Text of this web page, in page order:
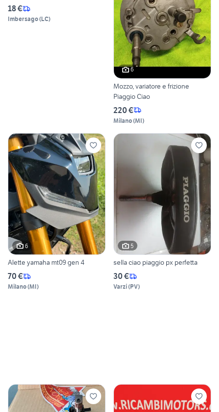
18 €
Imbersago(LC)
6
Mozzo, variatore e frizione
Piaggio Ciao
220 €
Milano(MI)
6
Alette yamaha mt09 gen 4
70 €
Milano(MI)
5
sella ciao piaggio px perfetta
30 €
Varzi(PV)